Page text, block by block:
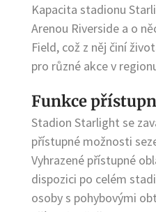
Kapacita stadionu
Arenou Riverside a o
Field, což z něj činí
pro různé akce v
Funkce
Stadion Starlight se
přístupné možnosti
Vyhrazené přístupné
dispozici po celém
osoby s pohybovými